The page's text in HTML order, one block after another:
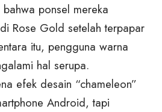
ponsel mereka
Rose Gold setelah terpapar
itu, pengguna warna
hal serupa.
efek desain “chameleon”
Android, tapi